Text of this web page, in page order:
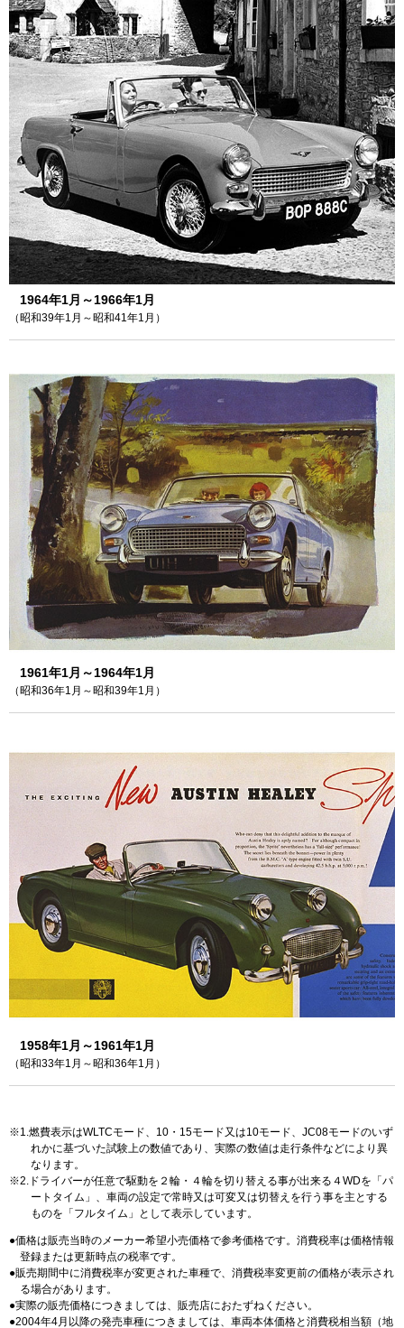
1964年1月～1966年1月
（昭和39年1月～昭和41年1月）
1961年1月～1964年1月
（昭和36年1月～昭和39年1月）
1958年1月～1961年1月
（昭和33年1月～昭和36年1月）
1.燃費表示はWLTCモード、10・15モード又は10モード、JC08モードのいず
れかに基づいた試験上の数値であり、実際の数値は走行条件などにより異
なります。
2.ドライバーが任意で駆動を２輪・４輪を切り替える事が出来る４WDを「パ
ートタイム」、車両の設定で常時又は可変又は切替えを行う事を主とする
ものを「フルタイム」として表示しています。
価格は販売当時のメーカー希望小売価格で参考価格です。消費税率は価格情報
登録または更新時点の税率です。
販売期間中に消費税率が変更された車種で、消費税率変更前の価格が表示され
る場合があります。
実際の販売価格につきましては、販売店におたずねください。
2004年4月以降の発売車種につきましては、車両本体価格と消費税相当額（地